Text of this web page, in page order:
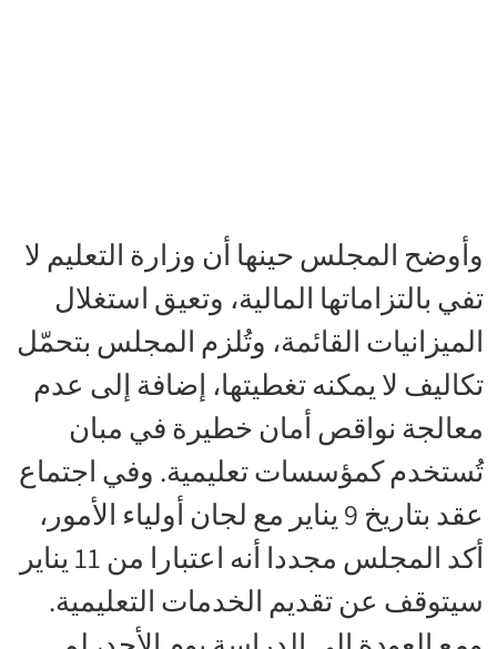
وأوضح المجلس حينها أن وزارة التعليم لا
تفي بالتزاماتها المالية، وتعيق استغلال
الميزانيات القائمة، وتُلزم المجلس بتحمّل
تكاليف لا يمكنه تغطيتها، إضافة إلى عدم
معالجة نواقص أمان خطيرة في مبان
تُستخدم كمؤسسات تعليمية. وفي اجتماع
عقد بتاريخ 9 يناير مع لجان أولياء الأمور،
أكد المجلس مجددا أنه اعتبارا من 11 يناير
سيتوقف عن تقديم الخدمات التعليمية.